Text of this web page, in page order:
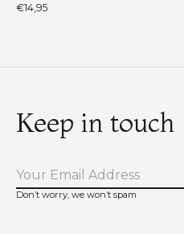
€14,95
Keep in touch
Don’t worry, we won’t spam